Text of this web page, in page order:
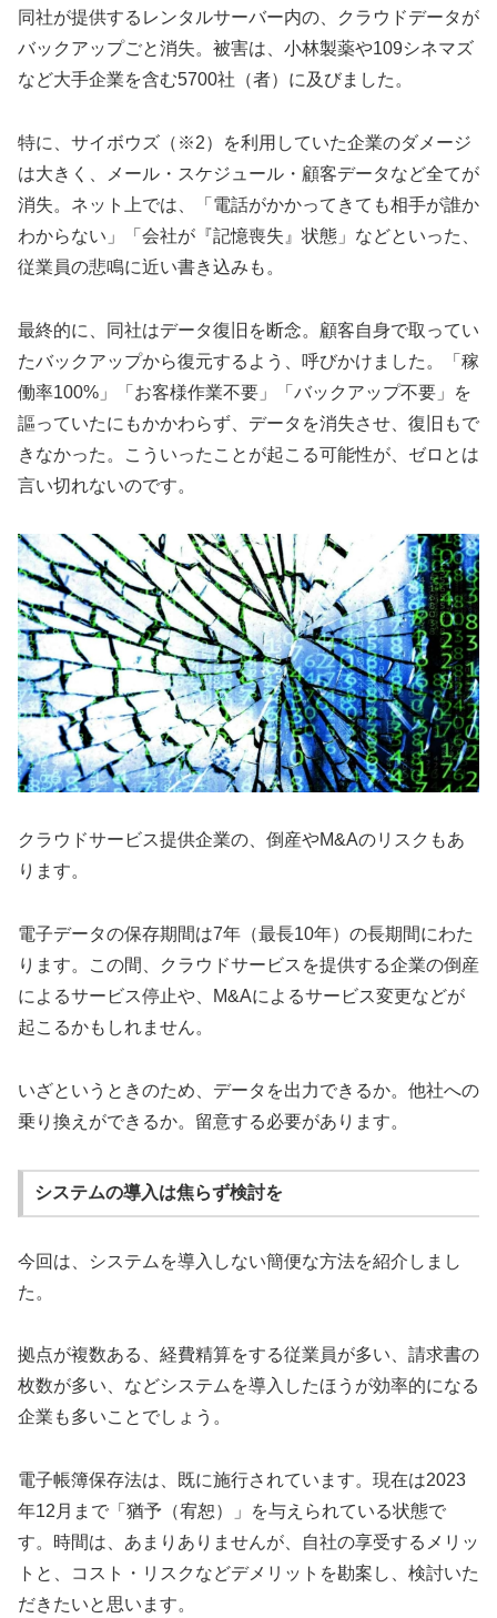
同社が提供するレンタルサーバー内の、クラウドデータが
バックアップごと消失。被害は、小林製薬や109シネマズ
など大手企業を含む5700社（者）に及びました。
特に、サイボウズ（※2）を利用していた企業のダメージ
は大きく、メール・スケジュール・顧客データなど全てが
消失。ネット上では、「電話がかかってきても相手が誰か
わからない」「会社が『記憶喪失』状態」などといった、
従業員の悲鳴に近い書き込みも。
最終的に、同社はデータ復旧を断念。顧客自身で取ってい
たバックアップから復元するよう、呼びかけました。「稼
働率100%」「お客様作業不要」「バックアップ不要」を
謳っていたにもかかわらず、データを消失させ、復旧もで
きなかった。こういったことが起こる可能性が、ゼロとは
言い切れないのです。
クラウドサービス提供企業の、倒産やM&Aのリスクもあ
ります。
電子データの保存期間は7年（最長10年）の長期間にわた
ります。この間、クラウドサービスを提供する企業の倒産
によるサービス停止や、M&Aによるサービス変更などが
起こるかもしれません。
いざというときのため、データを出力できるか。他社への
乗り換えができるか。留意する必要があります。
システムの導入は焦らず検討を
今回は、システムを導入しない簡便な方法を紹介しまし
た。
拠点が複数ある、経費精算をする従業員が多い、請求書の
枚数が多い、などシステムを導入したほうが効率的になる
企業も多いことでしょう。
電子帳簿保存法は、既に施行されています。現在は2023
年12月まで「猶予（宥恕）」を与えられている状態で
す。時間は、あまりありませんが、自社の享受するメリッ
トと、コスト・リスクなどデメリットを勘案し、検討いた
だきたいと思います。